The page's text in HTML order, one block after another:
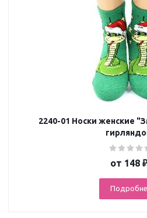
2240-01 Носки женские
от 148 ₽